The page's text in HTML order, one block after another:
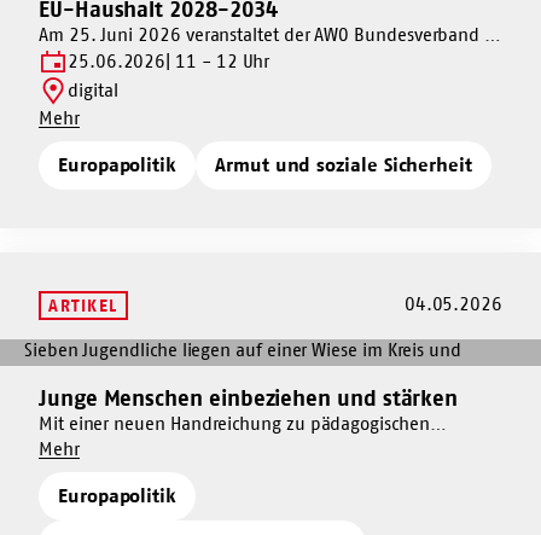
Haushalt
2028-
EU-Haushalt 2028-2034
Am 25. Juni 2026 veranstaltet der AWO Bundesverband in
Kooperation mit dem Verbindungsbüro des Europäischen
Parlaments in Deutschland ein Europaabgeordneten-
Gespräch zur Zukunft des Europäischen Sozialfonds (ESF+).
25.06.2026 11 - 12 Uhr
digital
Mehr
dazu
EU-
Haushalt
2028-
MehrUm
Haushalt
Europapolitik Armut und soziale Sicherheit
ARTIKEL 04.05.2026
Mehr
Junge
Menschen
einbeziehen
Junge Menschen einbeziehen und stärken
Mit einer neuen Handreichung zu pädagogischen
Begleitungsformaten bieten der AWO Bundesverband und
Fachkräften praktische Hilfe für die Vor- und
Mehr
dazu
Junge
einbeziehen
MehrUm
Menschen
Europapolitik